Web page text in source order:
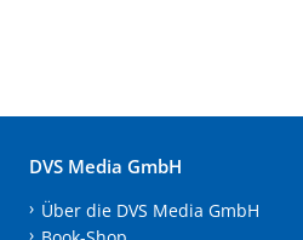
DVS Media GmbH
Über die DVS Media GmbH